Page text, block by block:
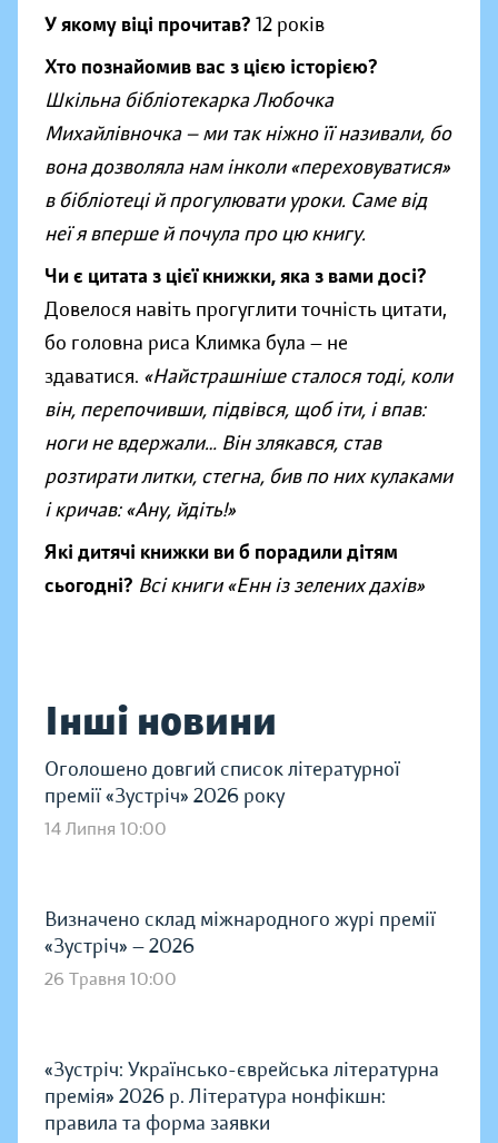
У якому віці прочитав? 12 років
Хто познайомив вас з цією історією?
Шкільна бібліотекарка Любочка
Михайлівночка — ми так ніжно її називали, бо
вона дозволяла нам інколи «переховуватися»
в бібліотеці й прогулювати уроки. Саме від
неї я вперше й почула про цю книгу.
Чи є цитата з цієї книжки, яка з вами досі?
Довелося навіть прогуглити точність цитати,
бо головна риса Климка була — не
здаватися. «Найстрашніше сталося тоді, коли
він, перепочивши, підвівся, щоб іти, і впав:
ноги не вдержали… Він злякався, став
розтирати литки, стегна, бив по них кулаками
і кричав: «Ану, йдіть!»
Які дитячі книжки ви б порадили дітям
сьогодні? Всі книги «Енн із зелених дахів»
Інші новини
Оголошено довгий список літературної
премії «Зустріч» 2026 року
14 Липня 10:00
Визначено склад міжнародного журі премії
«Зустріч» — 2026
26 Травня 10:00
«Зустріч: Українсько-єврейська літературна
премія» 2026 р. Література нонфікшн:
правила та форма заявки